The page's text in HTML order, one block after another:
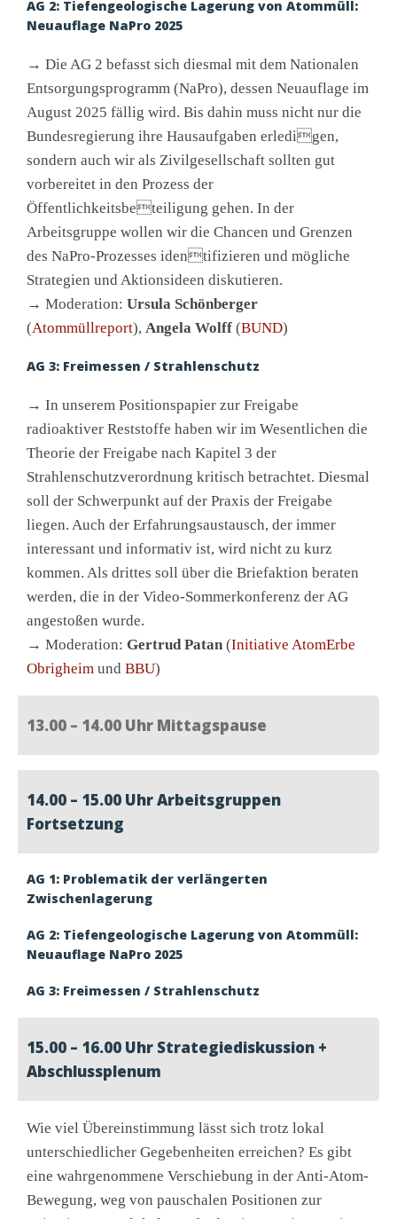
AG 2: Tiefengeologische Lagerung von Atommüll:
Neuauflage NaPro 2025
→ Die AG 2 befasst sich diesmal mit dem Nationalen
Entsorgungsprogramm (NaPro), dessen Neuauflage im
August 2025 fällig wird. Bis dahin muss nicht nur die
Bundesregierung ihre Hausaufgaben erledigen,
sondern auch wir als Zivilgesellschaft sollten gut
vorbereitet in den Prozess der
Öffentlichkeitsbeteiligung gehen. In der
Arbeitsgruppe wollen wir die Chancen und Grenzen
des NaPro-Prozesses identifizieren und mögliche
Strategien und Aktionsideen diskutieren.
→ Moderation: Ursula Schönberger
(Atommüllreport), Angela Wolff (BUND)
AG 3: Freimessen / Strahlenschutz
→ In unserem Positionspapier zur Freigabe
radioaktiver Reststoffe haben wir im Wesentlichen die
Theorie der Freigabe nach Kapitel 3 der
Strahlenschutzverordnung kritisch betrachtet. Diesmal
soll der Schwerpunkt auf der Praxis der Freigabe
liegen. Auch der Erfahrungsaustausch, der immer
interessant und informativ ist, wird nicht zu kurz
kommen. Als drittes soll über die Briefaktion beraten
werden, die in der Video-Sommerkonferenz der AG
angestoßen wurde.
→ Moderation: Gertrud Patan (Initiative AtomErbe
Obrigheim und BBU)
13.00 – 14.00 Uhr Mittagspause
14.00 – 15.00 Uhr Arbeitsgruppen
Fortsetzung
AG 1: Problematik der verlängerten
Zwischenlagerung
AG 2: Tiefengeologische Lagerung von Atommüll:
Neuauflage NaPro 2025
AG 3: Freimessen / Strahlenschutz
15.00 – 16.00 Uhr Strategiediskussion +
Abschlussplenum
Wie viel Übereinstimmung lässt sich trotz lokal
unterschiedlicher Gegebenheiten erreichen? Es gibt
eine wahrgenommene Verschiebung in der Anti-Atom-
Bewegung, weg von pauschalen Positionen zur